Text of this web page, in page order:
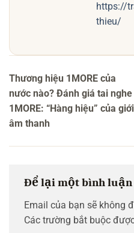
https://
thieu/
Thương hiệu 1MORE của
nước nào? Đánh giá tai nghe
1MORE: “Hàng hiệu” của giới
âm thanh
Để lại một bình luận
Email của bạn sẽ không
Các trường bắt buộc